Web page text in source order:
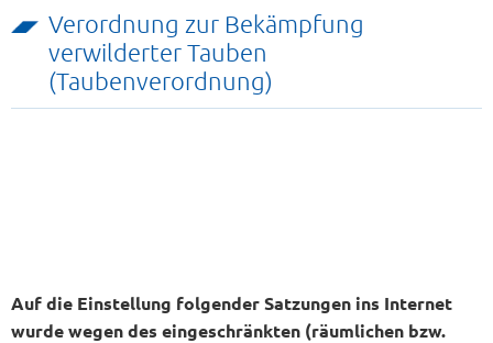
Verordnung zur Bekämpfung
verwilderter Tauben
(Taubenverordnung)
Auf die Einstellung folgender Satzungen ins Internet
wurde wegen des eingeschränkten (räumlichen bzw.